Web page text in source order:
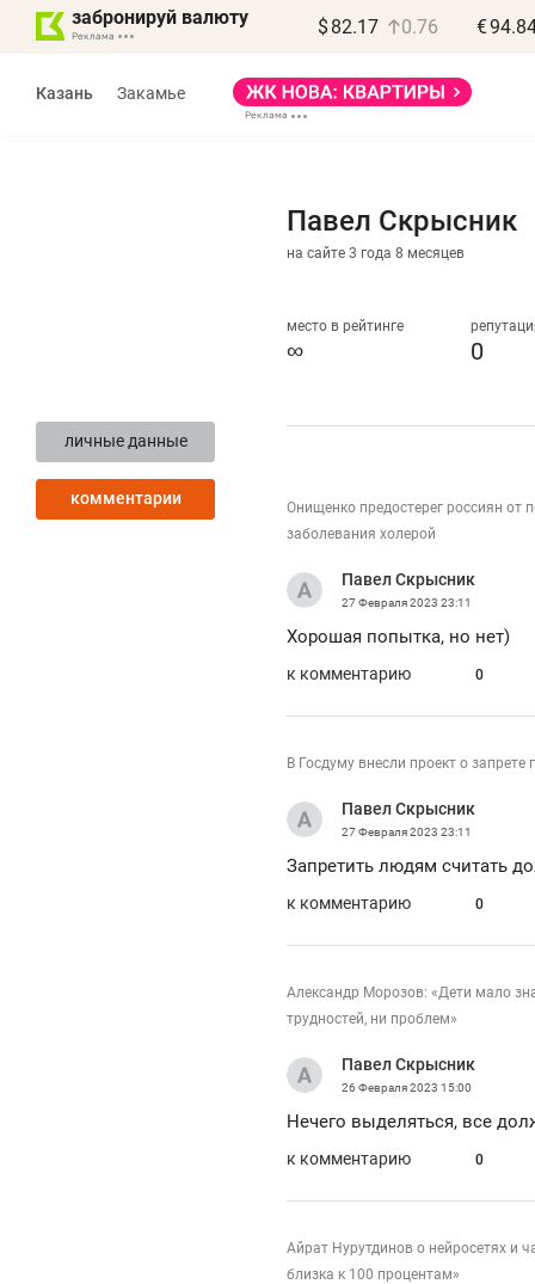
забронируй валюту $ 82.17 0.76 €
Казань Закамье
личные данные
комментарии
Павел Скрысник
на сайте 3 года 8 месяцев
место в рейтинге
∞ 0
Онищенко предостерег россиян от
заболевания холерой
Павел Скрысник
27 Февраля 2023 23:11
Хорошая попытка, но нет)
к комментарию 0
В Госдуму внесли проект о
Павел Скрысник
27 Февраля 2023 23:11
Запретить людям считать
к комментарию 0
Александр Морозов: «Дети мало
трудностей, ни проблем»
Павел Скрысник
26 Февраля 2023 15:00
Нечего выделяться, все
к комментарию 0
Айрат Нурутдинов о нейросетях и
близка к 100 процентам»
МАРТ
правил, бизнес может
потерять минимум
полгода»
Как бизнесу выйти на зарубежные
чем интересен Оман?
комфорта под Казанью
150 камер